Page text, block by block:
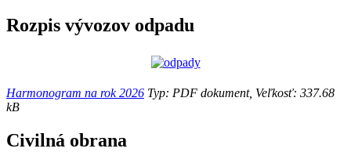
Rozpis vývozov odpadu
Harmonogram na rok 2026 Typ: PDF dokument, Veľkosť: 337.68
kB
Civilná obrana